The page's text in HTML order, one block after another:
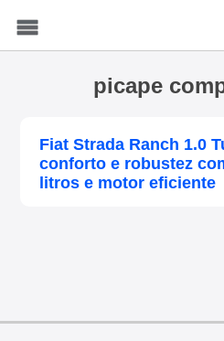
picape
Fiat Strada Ranch 1.0
conforto e robustez
litros e motor eficiente